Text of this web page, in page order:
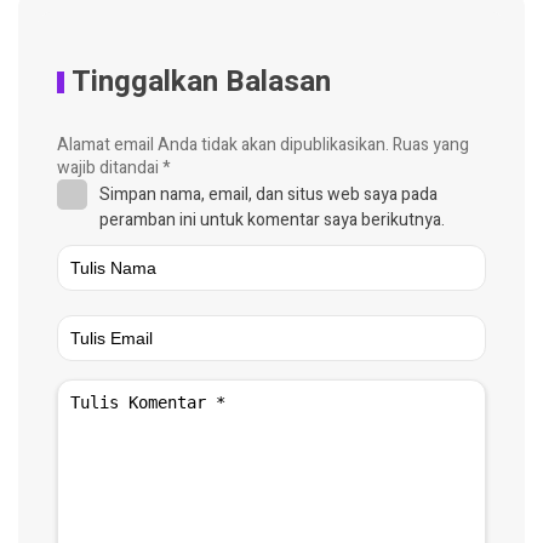
Tinggalkan Balasan
Alamat email Anda tidak akan dipublikasikan.Ruas yang
wajib ditandai*
Simpan nama, email, dan situs web saya pada
peramban ini untuk komentar saya berikutnya.